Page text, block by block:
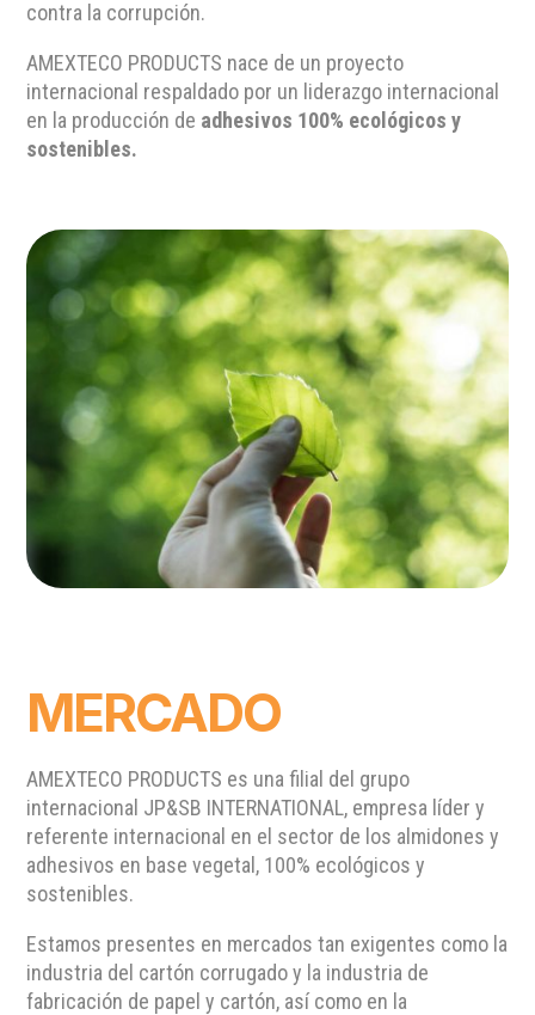
contra la corrupción.
AMEXTECO PRODUCTS nace de un proyecto
internacional respaldado por un liderazgo internacional
en la producción de adhesivos 100% ecológicos y
sostenibles.
MERCADO
AMEXTECO PRODUCTS es una filial del grupo
internacional JP&SB INTERNATIONAL, empresa líder y
referente internacional en el sector de los almidones y
adhesivos en base vegetal, 100% ecológicos y
sostenibles.
Estamos presentes en mercados tan exigentes como la
industria del cartón corrugado y la industria de
fabricación de papel y cartón, así como en la